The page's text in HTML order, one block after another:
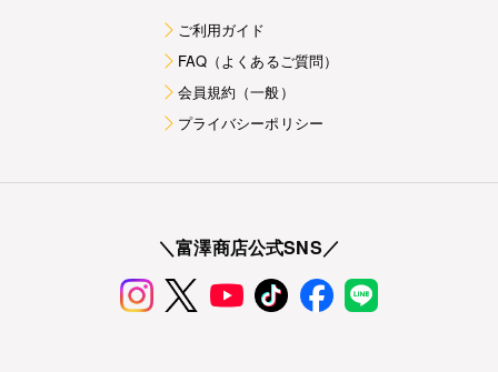
ご利用ガイド
FAQ（よくあるご質問）
会員規約（一般）
プライバシーポリシー
＼富澤商店公式SNS／